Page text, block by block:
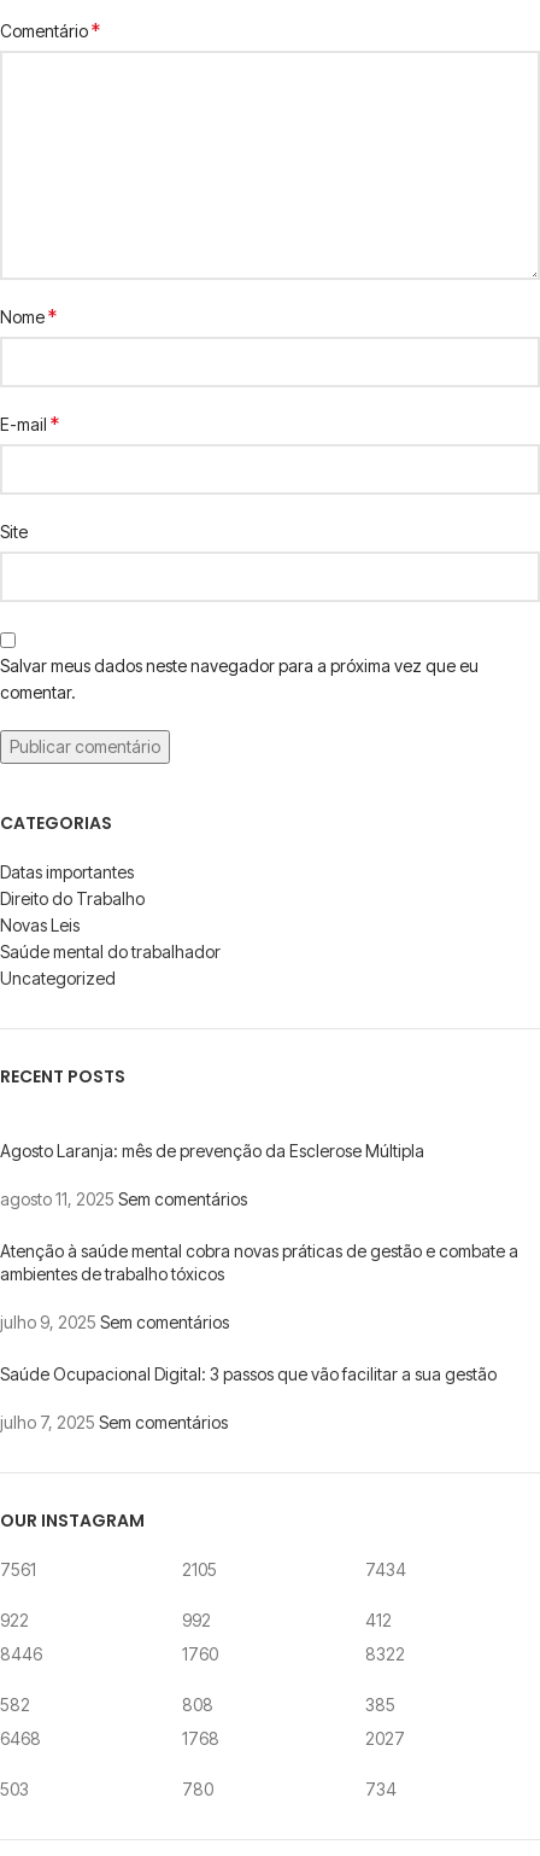
Comentário*
Nome*
E-mail *
Site
Salvar meus dados neste navegador para a próxima vez que eu
comentar.
CATEGORIAS
Datas importantes
Direito do Trabalho
Novas Leis
Saúde mental do trabalhador
Uncategorized
RECENT POSTS
Agosto Laranja: mês de prevenção da Esclerose Múltipla
agosto 11, 2025 Sem comentários
Atenção à saúde mental cobra novas práticas de gestão e combate a
ambientes de trabalho tóxicos
julho 9, 2025 Sem comentários
Saúde Ocupacional Digital: 3 passos que vão facilitar a sua gestão
julho 7, 2025 Sem comentários
OUR INSTAGRAM
7561
922
2105
992
7434
412
8446
582
1760
808
8322
385
6468
503
1768
780
2027
734